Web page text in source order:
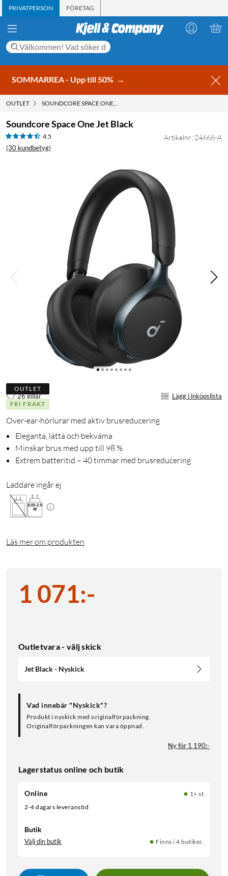
PRIVATPERSON FÖRETAG
SOMMARREA - Upp till 50% →
OUTLET SOUNDCORE SPACE ONE JET BLACK
Soundcore Space One Jet Black
4.5
(30 kundbetyg)
Artikelnr: 24668-A
OUTLET
FRI FRAKT
26 gillar Lägg i inköpslista
Over-ear-hörlurar med aktiv brusreducering
Eleganta, lätta och bekväma
Minskar brus med upp till 98 %
Extrem batteritid – 40 timmar med brusreducering
Laddare ingår ej
0.05-2.9
W
Läs mer om produkten
1 071:-
Outletvara - välj skick
Jet Black - Nyskick
Vad innebär "Nyskick"?
Produkt i nyskick med originalförpackning.
Originalförpackningen kan vara öppnad.
Ny för 1 190:-
Lagerstatus online och butik
Online
1+ st
2-4 dagars leveranstid
Butik
Välj din butik Finns i 4 butiker.